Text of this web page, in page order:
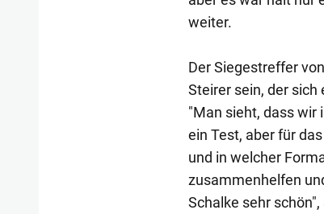
weiter.
Der Siegestreffer
Steirer sein, der
"Man sieht, dass wir
ein Test, aber für
und in welcher
zusammenhelfen
Schalke sehr